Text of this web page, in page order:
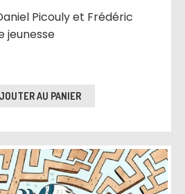
Picouly et Frédéric
jeunesse
AU PANIER